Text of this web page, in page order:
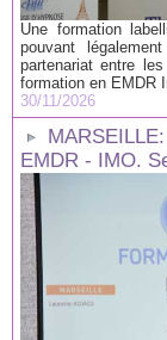
Une formation
pouvant
partenariat entre
formation en EMDR
30/11/2026
EMDR - IMO.